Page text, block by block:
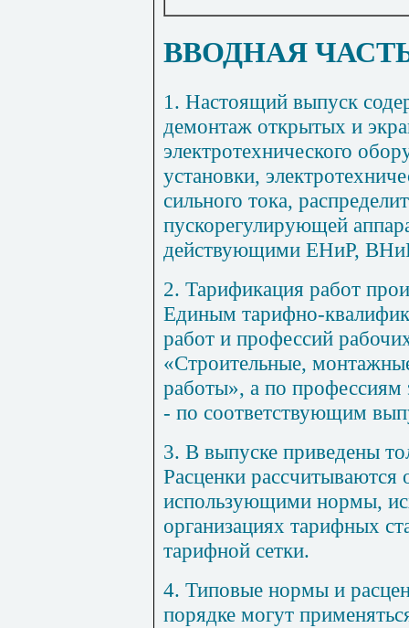
ВВОДНАЯ
1 . Настоящий выпуск
демонтаж открытых и
электротехнического
установки,
сильного тока,
пускорегулирующей
действующими ЕНиР,
2. Тарификация работ
Единым тарифно-
работ и профессий
«Строительные,
работы», а по профессиям
- по соответствующим
3. В выпуске приведены
Расценки рассчитываются
использующими нормы,
организациях тарифных
тарифной сетки.
4. Типовые нормы и
порядке могут